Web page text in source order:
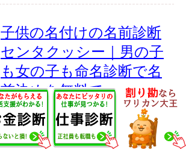
子供の名付けの名前診断
センタクッシー｜男の子
も女の子も命名診断で名
前決めを無料で
社会貢献